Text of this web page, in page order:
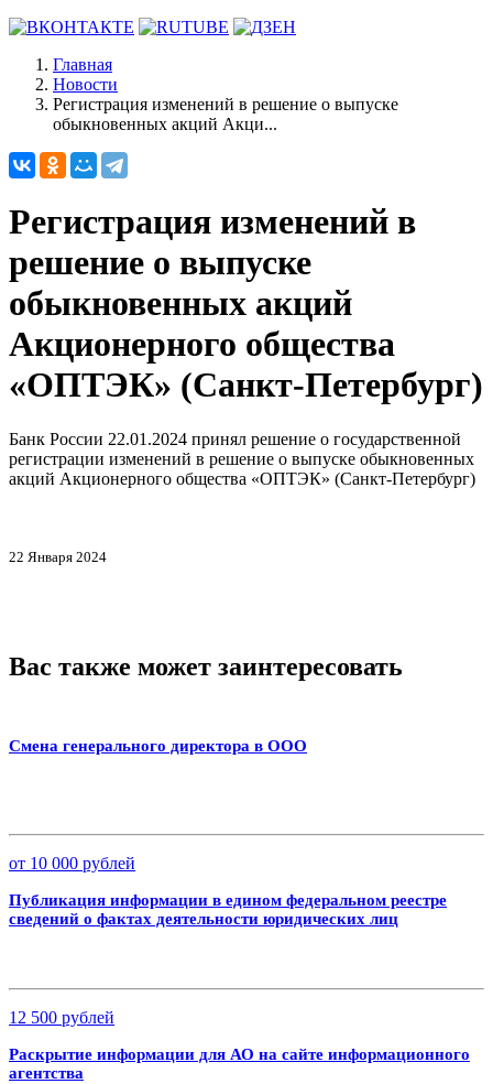
Главная
Новости
Регистрация изменений в решение о выпуске
обыкновенных акций Акци...
Регистрация изменений в
решение о выпуске
обыкновенных акций
Акционерного общества
«ОПТЭК» (Санкт-Петербург)
Банк России 22.01.2024 принял решение о государственной
регистрации изменений в решение о выпуске обыкновенных
акций Акционерного общества «ОПТЭК» (Санкт-Петербург)
22 Января 2024
Вас также может заинтересовать
Смена генерального директора в ООО
от 10 000 рублей
Публикация информации в едином федеральном реестре
сведений о фактах деятельности юридических лиц
12 500 рублей
Раскрытие информации для АО на сайте информационного
агентства